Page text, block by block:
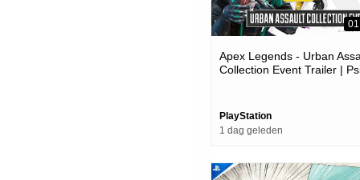
Apex Legends - Urban
Collection Event Trailer |
PlayStation
1 dag geleden